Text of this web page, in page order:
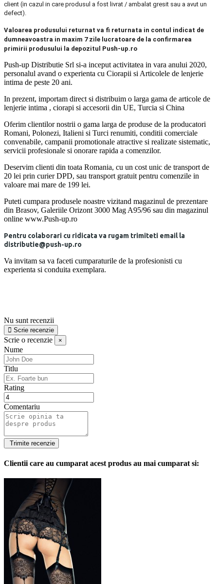
client (in cazul in care produsul a fost livrat / ambalat gresit sau a avut un
defect).
Valoarea produsului returnat va fi returnata in contul indicat de
dumneavoastra in maxim 7 zile lucratoare de la confirmarea
primirii produsului la depozitul Push-up.ro
Push-up Distributie Srl si-a inceput activitatea in vara anului 2020,
personalul avand o experienta cu Ciorapii si Articolele de lenjerie
intima de peste 20 ani.
In prezent, importam direct si distribuim o larga gama de articole de
lenjerie intima , ciorapi si accesorii din UE, Turcia si China
Oferim clientilor nostrii o gama larga de produse de la producatori
Romani, Polonezi, Italieni si Turci renumiti, conditii comerciale
convenabile, campanii promotionale atractive si realizate sistematic,
servicii profesionale si onorare rapida a comenzilor.
Deservim clienti din toata Romania, cu un cost unic de transport de
20 lei prin curier DPD, sau transport gratuit pentru comenzile in
valoare mai mare de 199 lei.
Puteti cumpara produsele noastre vizitand magazinul de prezentare
din Brasov, Galeriile Orizont 3000 Mag A95/96 sau din magazinul
online www.Push-up.ro
Pentru colaborari cu ridicata va rugam trimiteti email la
distributie@push-up.ro
Va invitam sa va faceti cumparaturile de la profesionisti cu
experienta si conduita exemplara.
Nu sunt recenzii
Scrie recenzie
Scrie o recenzie ×
Nume
Titlu
Rating
Comentariu
Clientii care au cumparat acest produs au mai cumparat si: